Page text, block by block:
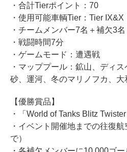
・合計Tierポイント：70
・使用可能車輌Tier：Tier IX&X
・チームメンバー7名＋補欠3
・戦闘時間7分
・ゲームモード：遭遇戦
・マッププール：鉱山、ディ
砂、運河、冬のマリノフカ、大
【優勝賞品】
・「World of Tanks Blitz
・イベント開催地までの往復
で）